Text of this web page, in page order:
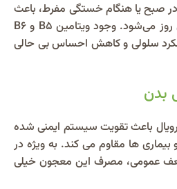
صبح یا هنگام خستگی مفرط، باعث
افزایش انرژی پایدار در طول روز می‌شود. وجود ویتامین B5 و B6
سلولی و کاهش احساس بی‌ حالی
بدن
باعث تقویت سیستم ایمنی شده
بیماری‌ ها مقاوم می‌ کند. به‌ ویژه در
عمومی، مصرف این معجون خیلی